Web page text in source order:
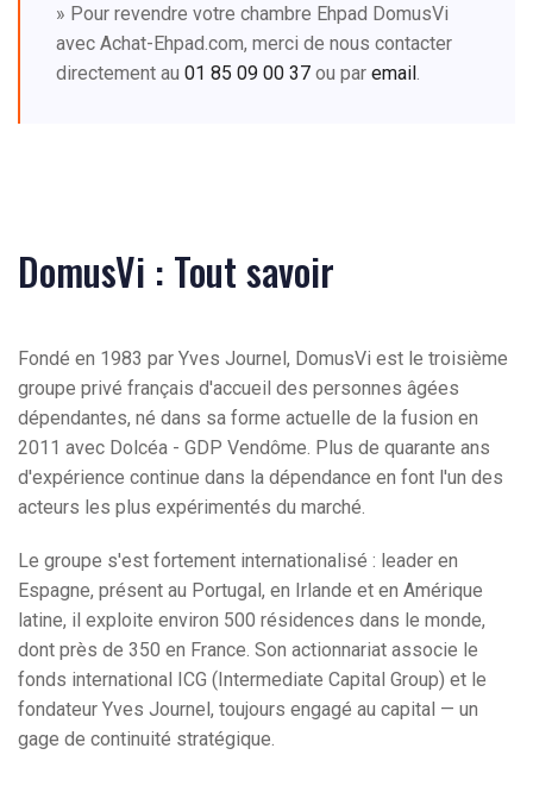
» Pour revendre votre chambre Ehpad DomusVi
avec Achat-Ehpad.com, merci de nous contacter
directement au 01 85 09 00 37 ou par email
DomusVi : Tout savoir
Fondé en 1983 par Yves Journel, DomusVi est le troisième
groupe privé français d'accueil des personnes âgées
dépendantes, né dans sa forme actuelle de la fusion en
2011 avec Dolcéa - GDP Vendôme. Plus de quarante ans
d'expérience continue dans la dépendance en font l'un des
acteurs les plus expérimentés du marché.
Le groupe s'est fortement internationalisé : leader en
Espagne, présent au Portugal, en Irlande et en Amérique
latine, il exploite environ 500 résidences dans le monde,
dont près de 350 en France. Son actionnariat associe le
fonds international ICG (Intermediate Capital Group) et le
fondateur Yves Journel, toujours engagé au capital — un
gage de continuité stratégique.